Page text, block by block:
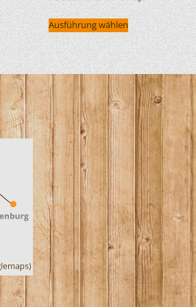
Ausführung wählen